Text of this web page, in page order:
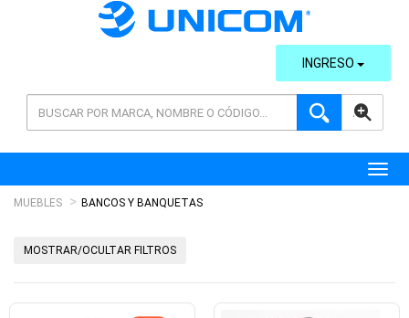
AVANZADA
INGRESO
MUEBLES BANCOS Y BANQUETAS
MOSTRAR/OCULTAR FILTROS